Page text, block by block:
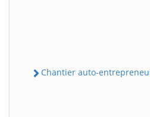
Chantier auto-entrepreneur